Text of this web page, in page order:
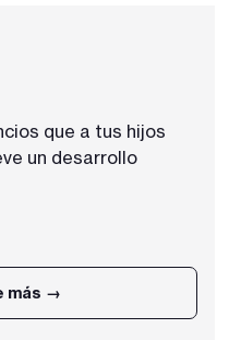
que a tus hijos
un desarrollo
más →